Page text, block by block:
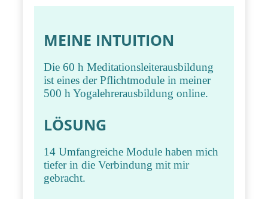
MEINE INTUITION
Die 60 h Meditationsleiterausbildung
ist eines der Pflichtmodule in meiner
500 h Yogalehrerausbildung online.
LÖSUNG
14 Umfangreiche Module haben mich
tiefer in die Verbindung mit mir
gebracht.